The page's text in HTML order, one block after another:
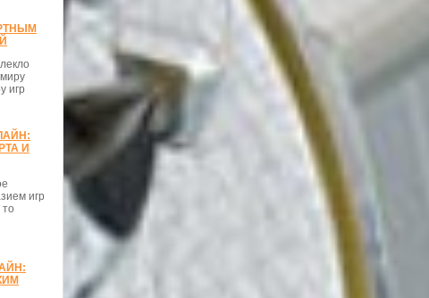
игр
И
игр